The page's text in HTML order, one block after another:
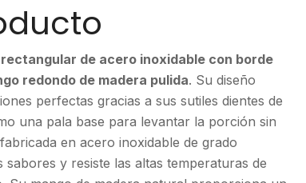
de acero inoxidable con borde
redondo de madera pulida. Su diseño
perfectas gracias a sus sutiles dientes de
una pala base para levantar la porción sin
en acero inoxidable de grado
y resiste las altas temperaturas de